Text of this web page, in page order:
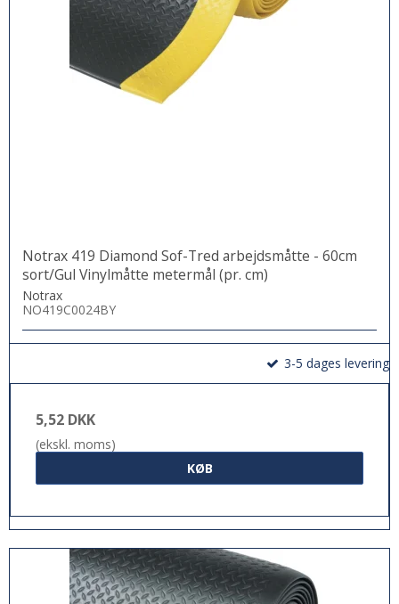
Notrax 419 Diamond Sof-Tred arbejdsmåtte - 60cm
sort/Gul Vinylmåtte metermål (pr. cm)
Notrax
NO419C0024BY
3-5 dages levering
5,52 DKK
(ekskl. moms)
KØB